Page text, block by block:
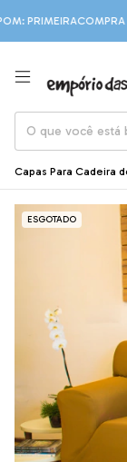
E
Capas Para Cadeira
ESGOTADO